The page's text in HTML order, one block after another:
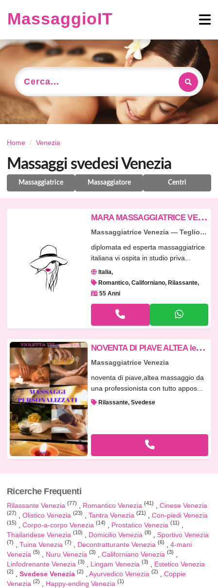
MassaggioIT
Cerca...
Home Venezia
Massaggi svedesi Venezia
Massaggiatrice Massaggiatore Centri
M
ARA MASSAGGIATRICE VENETA
Massaggiatrice Venezia — Teglio Veneto
diplomata ed esperta massaggiatrice
italiana vi ospita in studio priva...
Italia
Romantico, Californiano, Rilassante
55 Anni
N
OVENTA DI PIAVE ALTEA lettino appositamente. massaggio RILASSANTE
Massaggiatrice Venezia
noventa di piave,altea massaggio da
una professionista con tutto appos...
Rilassante, Svedese
Ricerche Frequenti
Rilassante Venezia (77) Romantico Venezia (41) Cinese Venezia
(27) Olistico Venezia (23) Tantra Venezia (21) Con-piedi Venezia
(15) Corpo-a-corpo Venezia (14) Prostatico Venezia (11)
Thailandese Venezia (10) Domicilio Venezia (8) Sportivo Venezia
(7) Tuina Venezia (7) Decontratturante Venezia (6)
4-mani
Venezia (5) Nuru Venezia (3) Californiano Venezia (3)
Linfodrenante Venezia (3) Lingam Venezia (3) Estetico Venezia
(2) Svedese Venezia (2) Ayurvedico Venezia (2)
Coppie
Venezia (2) Happy-ending Venezia (1)